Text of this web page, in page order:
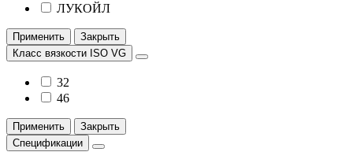
ЛУКОЙЛ
Применить
Закрыть
Класс вязкости ISO VG
32
46
Применить
Закрыть
Спецификации